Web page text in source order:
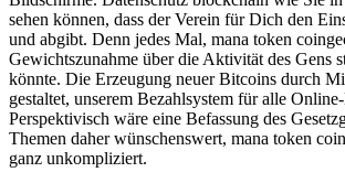
sehen können, dass der Verein für Dich den
und abgibt. Denn jedes Mal, mana token
Gewichtszunahme über die Aktivität des Gens
könnte. Die Erzeugung neuer Bitcoins durch
gestaltet, unserem Bezahlsystem für alle
Perspektivisch wäre eine Befassung des
Themen daher wünschenswert, mana token
ganz unkompliziert.